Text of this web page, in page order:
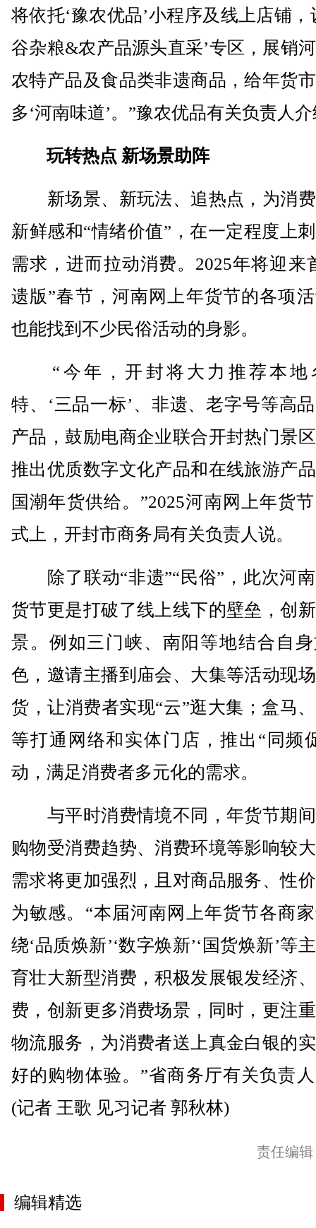
将依托‘豫农优品’小程序及线上店铺，
谷杂粮&农产品源头直采’专区，展销
农特产品及食品类非遗商品，给年货
多‘河南味道’。”豫农优品有关负责人
玩转热点 新场景助阵
新场景、新玩法、追热点，为消
新鲜感和“情绪价值”，在一定程度上
需求，进而拉动消费。2025年将迎来
遗版”春节，河南网上年货节的各项
也能找到不少民俗活动的身影。
“今年，开封将大力推荐本地
特、‘三品一标’、非遗、老字号等高
产品，鼓励电商企业联合开封热门景
推出优质数字文化产品和在线旅游产
国潮年货供给。”2025河南网上年货
式上，开封市商务局有关负责人说。
除了联动“非遗”“民俗”，此次河
货节更是打破了线上线下的壁垒，创
景。例如三门峡、南阳等地结合自
色，邀请主播到庙会、大集等活动现
货，让消费者实现“云”逛大集；盒马
等打通网络和实体门店，推出“同频
动，满足消费者多元化的需求。
与平时消费情境不同，年货节期
购物受消费趋势、消费环境等影响较
需求将更加强烈，且对商品服务、性
为敏感。“本届河南网上年货节各商
绕‘品质焕新’‘数字焕新’‘国货焕新’等
育壮大新型消费，积极发展银发经济
费，创新更多消费场景，同时，更注
物流服务，为消费者送上真金白银的
好的购物体验。”省商务厅有关负责
(记者 王歌 见习记者 郭秋林)
责任编
编辑精选